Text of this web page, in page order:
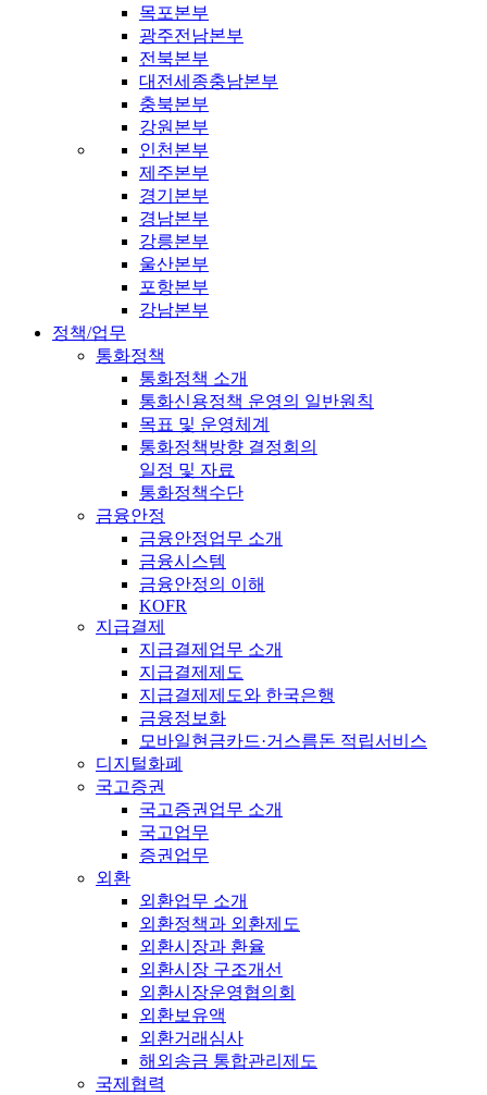
목포본부
광주전남본부
전북본부
대전세종충남본부
충북본부
강원본부
인천본부
제주본부
경기본부
경남본부
강릉본부
울산본부
포항본부
강남본부
정책/업무
통화정책
통화정책 소개
통화신용정책 운영의 일반원칙
목표 및 운영체계
통화정책방향 결정회의
일정 및 자료
통화정책수단
금융안정
금융안정업무 소개
금융시스템
금융안정의 이해
KOFR
지급결제
지급결제업무 소개
지급결제제도
지급결제제도와 한국은행
금융정보화
모바일현금카드·거스름돈 적립서비스
디지털화폐
국고증권
국고증권업무 소개
국고업무
증권업무
외환
외환업무 소개
외환정책과 외환제도
외환시장과 환율
외환시장 구조개선
외환시장운영협의회
외환보유액
외환거래심사
해외송금 통합관리제도
국제협력